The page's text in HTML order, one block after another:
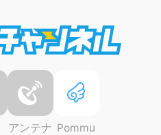
アンテナ Pommu